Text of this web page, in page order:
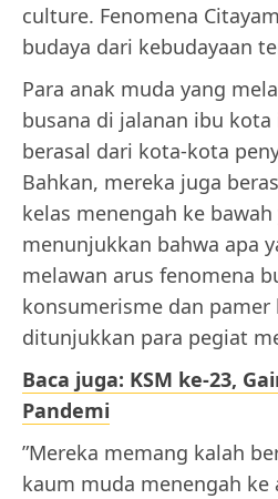
culture. Fenomena
budaya dari kebudayaan
Para anak muda yang
busana di jalanan ibu
berasal dari kota-kota
Bahkan, mereka juga
kelas menengah ke bawah
menunjukkan bahwa apa
melawan arus fenomena
konsumerisme dan pamer
ditunjukkan para pegiat
Baca juga: KSM ke-23,
Pandemi
”Mereka memang kalah
kaum muda menengah ke